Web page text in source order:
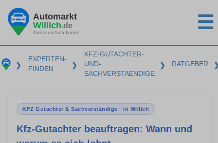
Automarkt
Willich.de
Autos einfach finden ☰
❯
EXPERTEN-
FINDEN
❯
KFZ-GUTACHTER-
UND-
SACHVERSTAENDIGE
❯ RATGEBER
KFZ Gutachter & Sachverständige · in Willich
Kfz-Gutachter beauftragen: Wann und